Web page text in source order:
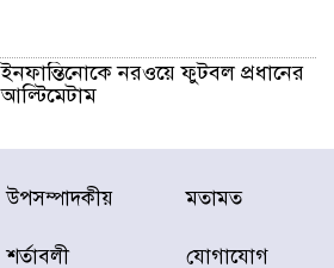
ইনফান্তিনোকে নরওয়ে ফুটবল প্রধানের
আল্টিমেটাম
দেশে ভারি বৃষ্টির সতর্কবার্তা, ১০
জেলায় বন্যার পূর্বাভাস
উপসম্পাদকীয় মতামত
শর্তাবলী যোগাযোগ